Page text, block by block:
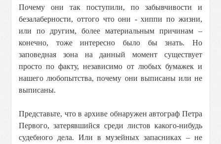
Почему они так поступили, по забывчивости и
безалаберности, оттого что они - хиппи по жизни,
или по другим, более материальным причинам –
конечно, тоже интересно было бы знать. Но
заповедная зона на данный момент существует
просто по факту, независимо от любых бумажек и
нашего любопытства, почему они выписаны или не
выписаны.
Представьте, что в архиве обнаружен автограф Петра
Первого, затерявшийся среди листов какого-нибудь
судебного дела. Или в музейных запасниках – не